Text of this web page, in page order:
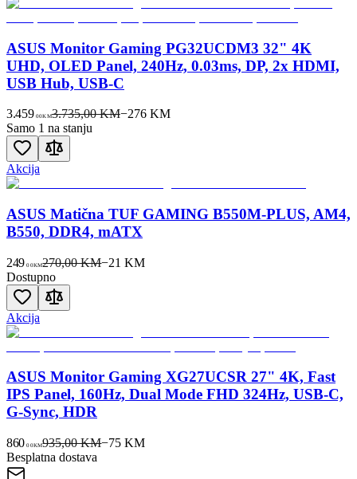
ASUS Monitor Gaming PG32UCDM3 32" 4K
UHD, OLED Panel, 240Hz, 0.03ms, DP, 2x HDMI,
USB Hub, USB-C
3.459 00KM3.735,00 KM−276KM
Samo 1 na stanju
Akcija
ASUS Matična TUF GAMING B550M-PLUS, AM4,
B550, DDR4, mATX
249 00KM270,00 KM−21 KM
Dostupno
Akcija
ASUS Monitor Gaming XG27UCSR 27" 4K, Fast
IPS Panel, 160Hz, Dual Mode FHD 324Hz, USB-C,
G-Sync, HDR
860 00KM935,00 KM−75 KM
Besplatna dostava